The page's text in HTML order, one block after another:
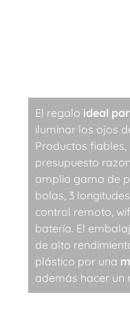
El regalo ideal
iluminar los ojos
Productos fiables,
presupuesto
amplia gama de
bolas, 3
control remoto,
batería. El
de alto
plástico por una
además hacer un